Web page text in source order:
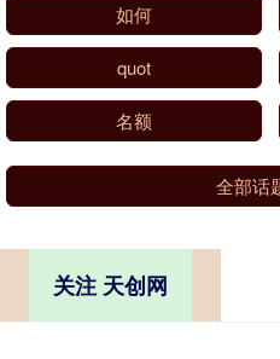
如何
quot
名额
全部话
关注 天创网